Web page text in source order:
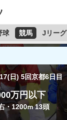
球 競馬 Jリーグ
日) 5回京都6日目
万円以下
・1200m 13頭